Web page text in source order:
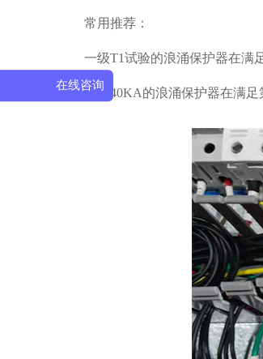
常用推荐：
一级T1试验的浪涌保护器在满
二级 40KA的浪涌保护器在满
在线咨询